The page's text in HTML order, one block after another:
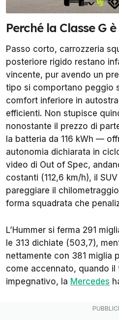
Perché la Classe G
Passo corto, carrozzeria
posteriore rigido restano
vincente, pur avendo un
tipo si comportano peggio
comfort inferiore in
efficienti. Non stupisce
nonostante il prezzo di
la batteria da 116 kWh —
autonomia dichiarata in
video di Out of Spec,
costanti (112,6 km/h), il
pareggiare il
forma squadrata che
L’Hummer si ferma 291
le 313 dichiate (503,7),
nettamente con 381 miglia
come accennato, quando il
impegnativo, la Mercedes